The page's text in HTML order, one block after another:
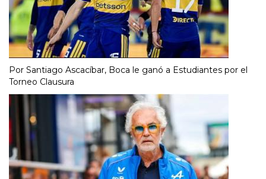
Por Santiago Ascacíbar, Boca le ganó a Estudiantes por el
Torneo Clausura